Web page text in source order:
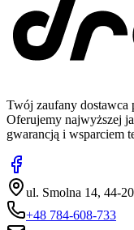
Twój zaufany dostawca
Oferujemy najwyższej
gwarancją i wsparciem
ul. Smolna 14, 44-
+48 784-608-733